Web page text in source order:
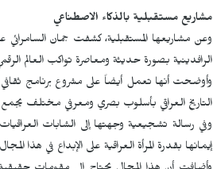
مشاريع مستقبلية بالذكاء الاصطناعي
وعن مشاريعها المستقبلية، كشفت جمان السامرائي
الرافدينية بصورة حديثة ومعاصرة تواكب العالم
وأوضحت أنها تعمل أيضاً على مشروع برنامج
التاريخ العراقي بأسلوب بصري ومعرفي مختلف يجمع
وفي رسالة تشجيعية وجهتها إلى الشابات
إيمانها بقدرة المرأة العراقية على الإبداع في هذا